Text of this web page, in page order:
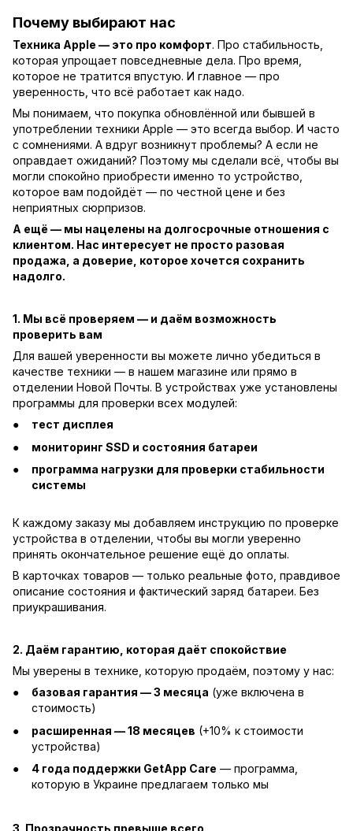
Почему выбирают нас
Техника Apple — это про комфорт. Про стабильность,
которая упрощает повседневные дела. Про время,
которое не тратится впустую. И главное — про
уверенность, что всё работает как надо.
Мы понимаем, что покупка обновлённой или бывшей в
употреблении техники Apple — это всегда выбор. И часто
с сомнениями. А вдруг возникнут проблемы? А если не
оправдает ожиданий? Поэтому мы сделали всё, чтобы вы
могли спокойно приобрести именно то устройство,
которое вам подойдёт — по честной цене и без
неприятных сюрпризов.
А ещё — мы нацелены на долгосрочные отношения с
клиентом. Нас интересует не просто разовая
продажа, а доверие, которое хочется сохранить
надолго.
1. Мы всё проверяем — и даём возможность
проверить вам
Для вашей уверенности вы можете лично убедиться в
качестве техники — в нашем магазине или прямо в
отделении Новой Почты. В устройствах уже установлены
программы для проверки всех модулей:
тест дисплея
мониторинг SSD и состояния батареи
программа нагрузки для проверки стабильности
системы
К каждому заказу мы добавляем инструкцию по проверке
устройства в отделении, чтобы вы могли уверенно
принять окончательное решение ещё до оплаты.
В карточках товаров — только реальные фото, правдивое
описание состояния и фактический заряд батареи. Без
приукрашивания.
2. Даём гарантию, которая даёт спокойствие
Мы уверены в технике, которую продаём, поэтому у нас:
базовая гарантия — 3 месяца (уже включена в
стоимость)
расширенная — 18 месяцев (+10% к стоимости
устройства)
4 года поддержки GetApp Care — программа,
которую в Украине предлагаем только мы
3. Прозрачность превыше всего